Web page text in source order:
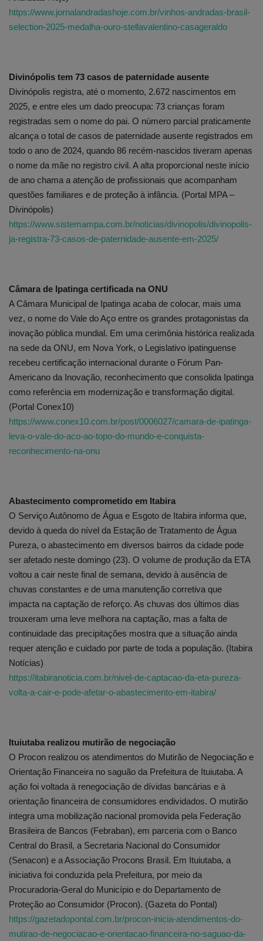
https://www.jornalandradashoje.com.br/vinhos-andradas-brasil-
selection-2025-medalha-ouro-stellavalentino-casageraldo
Divinópolis tem 73 casos de paternidade ausente
Divinópolis registra, até o momento, 2.672 nascimentos em
2025, e entre eles um dado preocupa: 73 crianças foram
registradas sem o nome do pai. O número parcial praticamente
alcança o total de casos de paternidade ausente registrados em
todo o ano de 2024, quando 86 recém-nascidos tiveram apenas
o nome da mãe no registro civil. A alta proporcional neste início
de ano chama a atenção de profissionais que acompanham
questões familiares e de proteção à infância. (Portal MPA –
Divinópolis)
https://www.sistemampa.com.br/noticias/divinopolis/divinopolis-
ja-registra-73-casos-de-paternidade-ausente-em-2025/
Câmara de Ipatinga certificada na ONU
A Câmara Municipal de Ipatinga acaba de colocar, mais uma
vez, o nome do Vale do Aço entre os grandes protagonistas da
inovação pública mundial. Em uma cerimônia histórica realizada
na sede da ONU, em Nova York, o Legislativo ipatinguense
recebeu certificação internacional durante o Fórum Pan-
Americano da Inovação, reconhecimento que consolida Ipatinga
como referência em modernização e transformação digital.
(Portal Conex10)
https://www.conex10.com.br/post/0006027/camara-de-ipatinga-
leva-o-vale-do-aco-ao-topo-do-mundo-e-conquista-
reconhecimento-na-onu
Abastecimento comprometido em Itabira
O Serviço Autônomo de Água e Esgoto de Itabira informa que,
devido à queda do nível da Estação de Tratamento de Água
Pureza, o abastecimento em diversos bairros da cidade pode
ser afetado neste domingo (23). O volume de produção da ETA
voltou a cair neste final de semana, devido à ausência de
chuvas constantes e de uma manutenção corretiva que
impacta na captação de reforço. As chuvas dos últimos dias
trouxeram uma leve melhora na captação, mas a falta de
continuidade das precipitações mostra que a situação ainda
requer atenção e cuidado por parte de toda a população. (Itabira
Notícias)
https://itabiranoticia.com.br/nivel-de-captacao-da-eta-pureza-
volta-a-cair-e-pode-afetar-o-abastecimento-em-itabira/
Ituiutaba realizou mutirão de negociação
O Procon realizou os atendimentos do Mutirão de Negociação e
Orientação Financeira no saguão da Prefeitura de Ituiutaba. A
ação foi voltada à renegociação de dívidas bancárias e à
orientação financeira de consumidores endividados. O mutirão
integra uma mobilização nacional promovida pela Federação
Brasileira de Bancos (Febraban), em parceria com o Banco
Central do Brasil, a Secretaria Nacional do Consumidor
(Senacon) e a Associação Procons Brasil. Em Ituiutaba, a
iniciativa foi conduzida pela Prefeitura, por meio da
Procuradoria-Geral do Município e do Departamento de
Proteção ao Consumidor (Procon). (Gazeta do Pontal)
https://gazetadopontal.com.br/procon-inicia-atendimentos-do-
mutirao-de-negociacao-e-orientacao-financeira-no-saguao-da-